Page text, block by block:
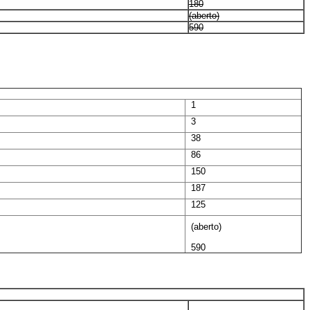
180
(aberto)
590
1
3
38
86
150
187
125
(aberto)
590